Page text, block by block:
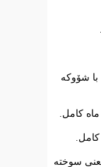
شۆوکه
کامل.
سوخته